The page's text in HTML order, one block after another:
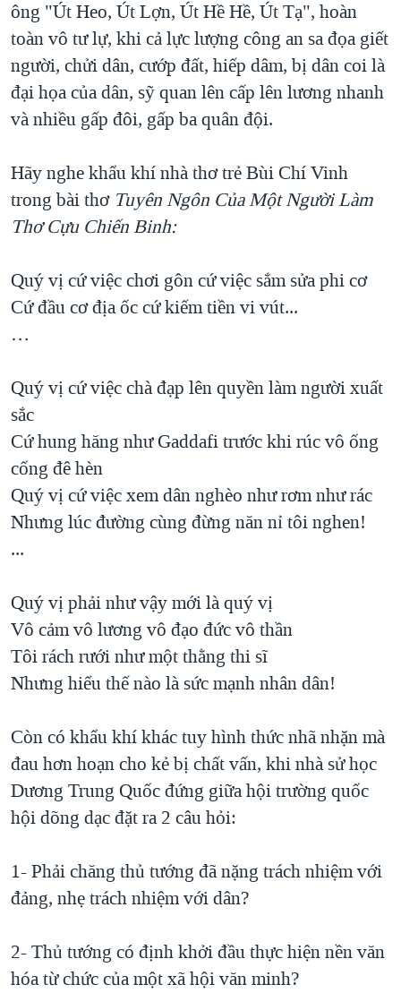
ông "Út Heo, Út Lợn, Út Hề Hề, Út Tạ", hoàn
toàn vô tư lự, khi cả lực lượng công an sa đọa giết
người, chửi dân, cướp đất, hiếp dâm, bị dân coi là
đại họa của dân, sỹ quan lên cấp lên lương nhanh
và nhiều gấp đôi, gấp ba quân đội.
Hãy nghe khẩu khí nhà thơ trẻ Bùi Chí Vinh
trong bài thơ Tuyên Ngôn Của Một Người Làm
Thơ Cựu Chiến Binh:
Quý vị cứ việc chơi gôn cứ việc sắm sửa phi cơ
Cứ đầu cơ địa ốc cứ kiếm tiền vi vút...
…
Quý vị cứ việc chà đạp lên quyền làm người xuất
sắc
Cứ hung hăng như Gaddafi trước khi rúc vô ống
cống đê hèn
Quý vị cứ việc xem dân nghèo như rơm như rác
Nhưng lúc đường cùng đừng năn nỉ tôi nghen!
...
Quý vị phải như vậy mới là quý vị
Vô cảm vô lương vô đạo đức vô thần
Tôi rách rưới như một thằng thi sĩ
Nhưng hiểu thế nào là sức mạnh nhân dân!
Còn có khẩu khí khác tuy hình thức nhã nhặn mà
đau hơn hoạn cho kẻ bị chất vấn, khi nhà sử học
Dương Trung Quốc đứng giữa hội trường quốc
hội dõng dạc đặt ra 2 câu hỏi:
1- Phải chăng thủ tướng đã nặng trách nhiệm với
đảng, nhẹ trách nhiệm với dân?
2- Thủ tướng có định khởi đầu thực hiện nền văn
hóa từ chức của một xã hội văn minh?